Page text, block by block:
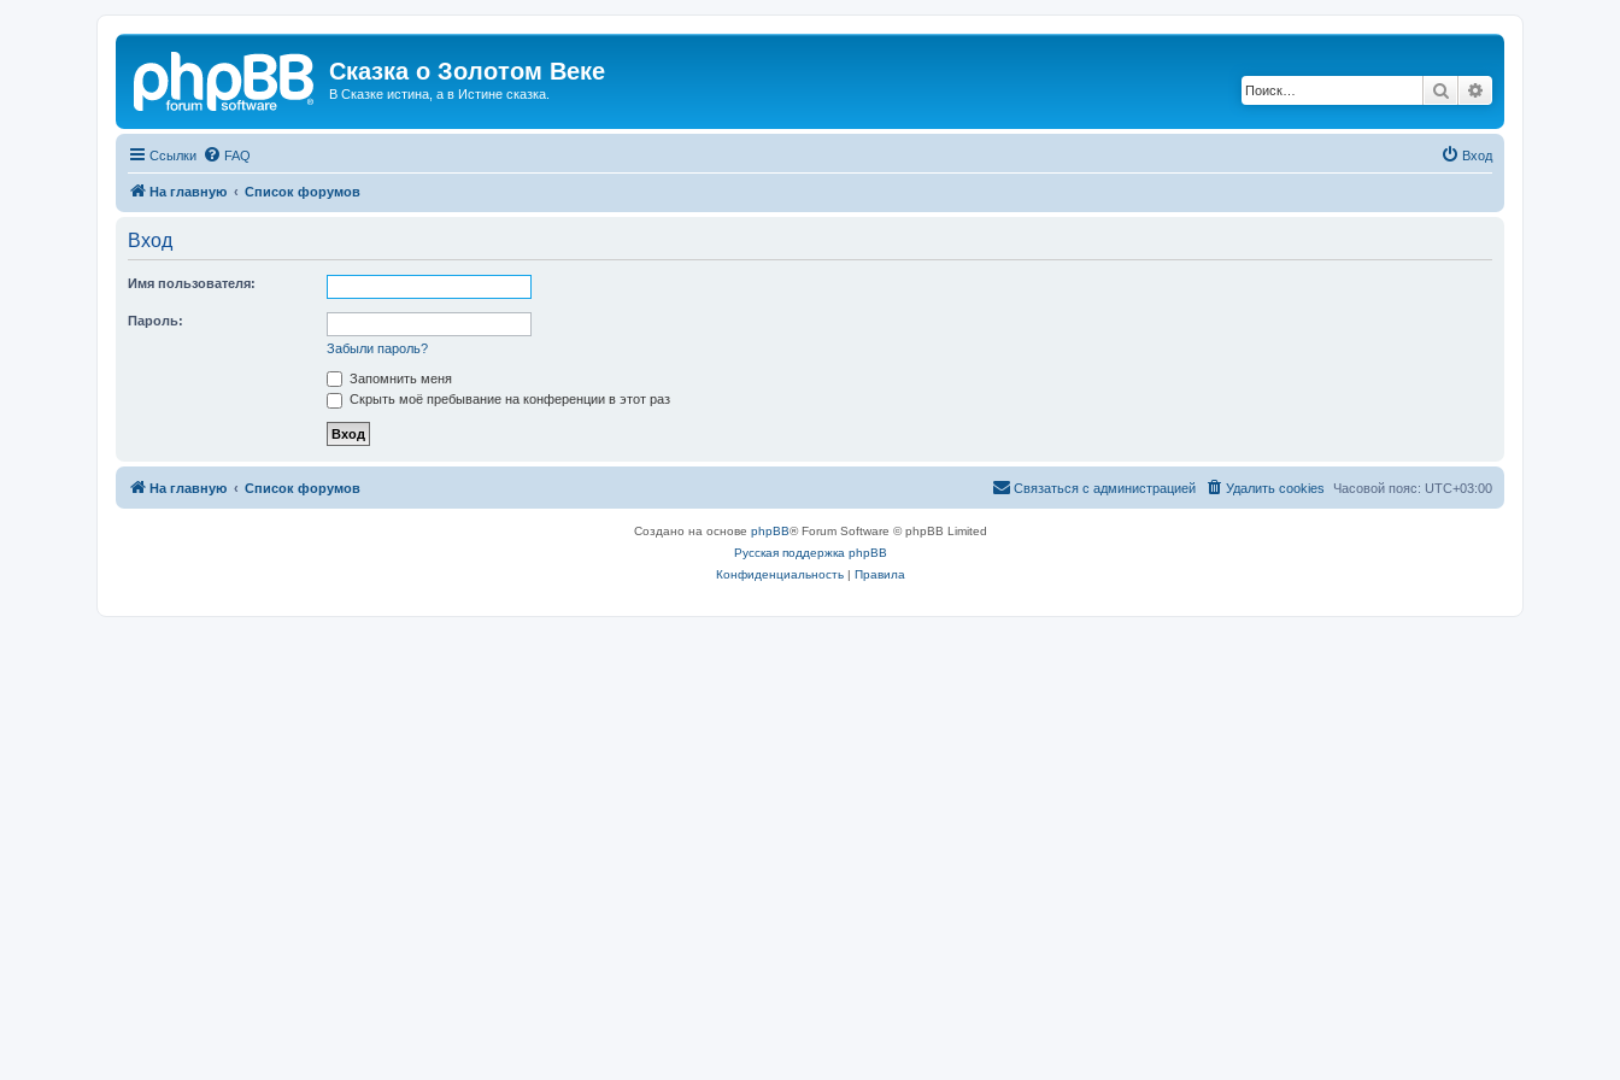
Сказка о Золотом Веке
В Сказке истина, а в Истине сказка. Поиск
Ссылки FAQ Вход
На главную Список форумов
Вход
Имя пользователя:
Пароль:
Забыли пароль?
Запомнить меня
Скрыть моё пребывание на конференции в этот раз
На главную Список форумов Часовой пояс: UTC+03:00
Удалить cookies
Связаться с администрацией
Создано на основе phpBB® Forum Software © phpBB Limited
Русская поддержка phpBB
Конфиденциальность| Правила